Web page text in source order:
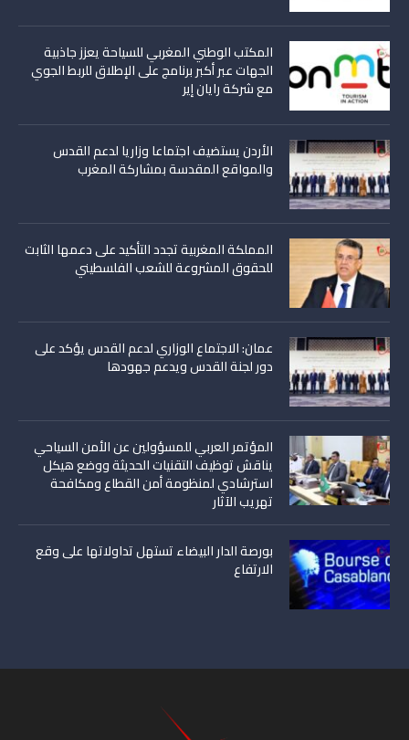
المكتب الوطني المغربي للسياحة يعزز جاذبية
الجهات عبر أكبر برنامج على الإطلاق للربط الجوي
مع شركة رايان إير
الأردن يستضيف اجتماعا وزاريا لدعم القدس
والمواقع المقدسة بمشاركة المغرب
المملكة المغربية تجدد التأكيد على دعمها الثابت
للحقوق المشروعة للشعب الفلسطيني
عمان: الاجتماع الوزاري لدعم القدس يؤكد على
دور لجنة القدس ويدعم جهودها
المؤتمر العربي للمسؤولين عن الأمن السياحي
يناقش توظيف التقنيات الحديثة ووضع هيكل
استرشادي لمنظومة أمن القطاع ومكافحة
تهريب الآثار
بورصة الدار البيضاء تستهل تداولاتها على وقع
الارتفاع